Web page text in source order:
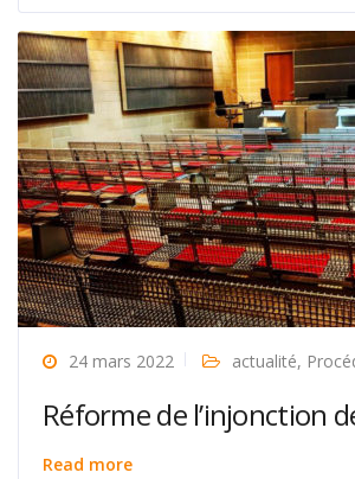
24 mars 2022 actualité,
Réforme de l’injonction
Read more